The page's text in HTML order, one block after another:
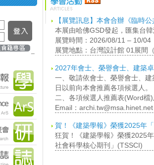
本會提供網站張貼建築活動訊息
【展覽訊息】本會合辦《臨時
本展由哈佛GSD發起，匯集台
展覽時間：2026/08/11 – 10/
展覽地點：台灣設計館 01展間
2027年會士、榮譽會士、建築
一、敬請依會士、榮譽會士、
日以前向本會推薦各項候選人。
二、各項候選人推薦表(Word
Email：archi.tw@msa.hinet.net
賀！《建築學報》榮獲2025年
狂賀！《建築學報》榮獲2025
社會科學核心期刊」(TSSCI)